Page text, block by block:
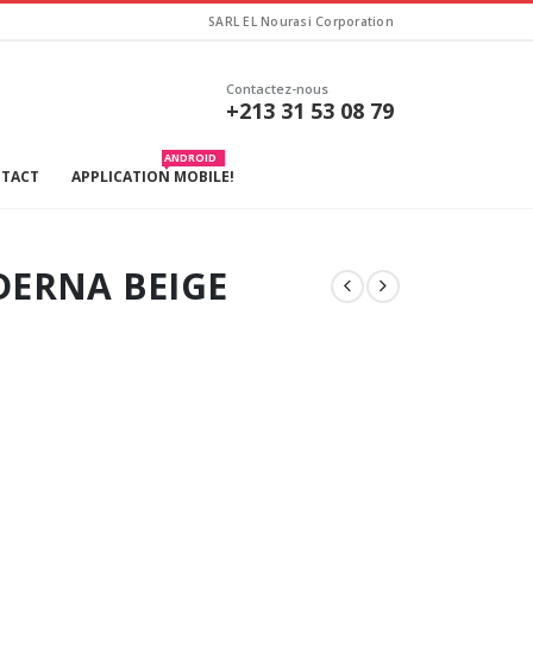
SARL EL Nourasi Corporation
Contactez-nous
+213 31 53 08 79
APPLICATION MOBILE!
ANDROID
BEIGE